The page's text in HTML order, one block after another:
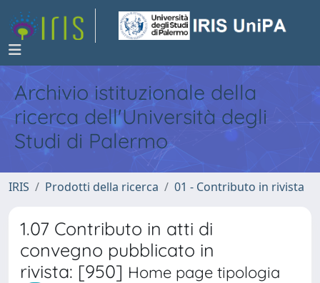
Archivio istituzionale della
ricerca dell'Università degli
Studi di Palermo
IRIS Prodotti della ricerca 01 - Contributo in rivista
1.07 Contributo in atti di
convegno pubblicato in
rivista: [950] Home page tipologia